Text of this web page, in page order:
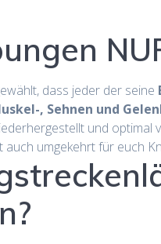
dass jeder der seine
, Sehnen und
und optimal
auch umgekehrt für euch